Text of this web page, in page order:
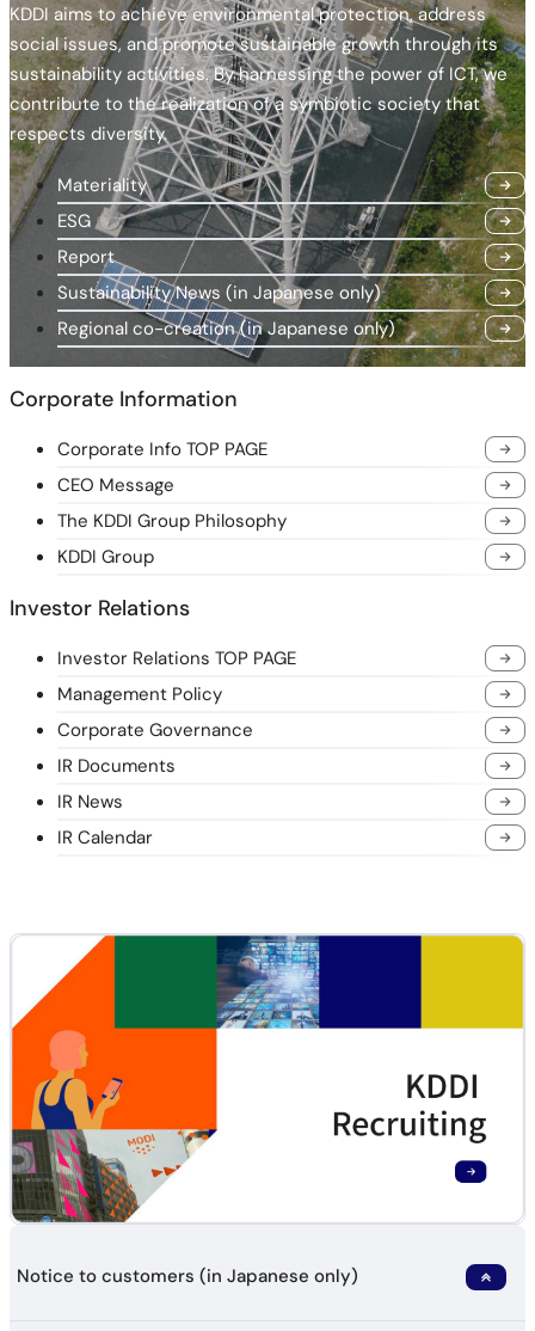
KDDI aims to achieve environmental protection, address
social issues, and promote sustainable growth through its
sustainability activities. By harnessing the power of ICT, we
contribute to the realization of a symbiotic society that
respects diversity.
Materiality
ESG
Report
Sustainability News (in Japanese only)
Regional co-creation (in Japanese only)
Corporate Information
Corporate Info TOP PAGE
CEO Message
The KDDI Group Philosophy
KDDI Group
Investor Relations
Investor Relations TOP PAGE
Management Policy
Corporate Governance
IR Documents
IR News
IR Calendar
Notice to customers (in Japanese only)